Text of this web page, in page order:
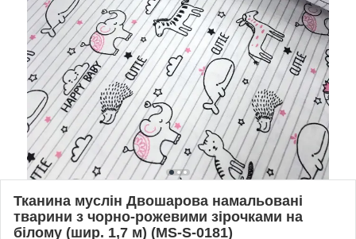
Тканина муслін Двошарова намальовані
тварини з чорно-рожевими зірочками на
білому (шир. 1,7 м) (MS-S-0181)